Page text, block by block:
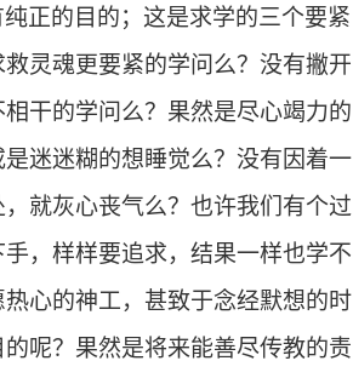
正的目的；这是求学的三个要紧
灵魂更要紧的学问么？没有撇开
干的学问么？果然是尽心竭力的
迷迷糊的想睡觉么？没有因着一
就灰心丧气么？也许我们有个过
，样样要追求，结果一样也学不
心的神工，甚致于念经默想的时
呢？果然是将来能善尽传教的责